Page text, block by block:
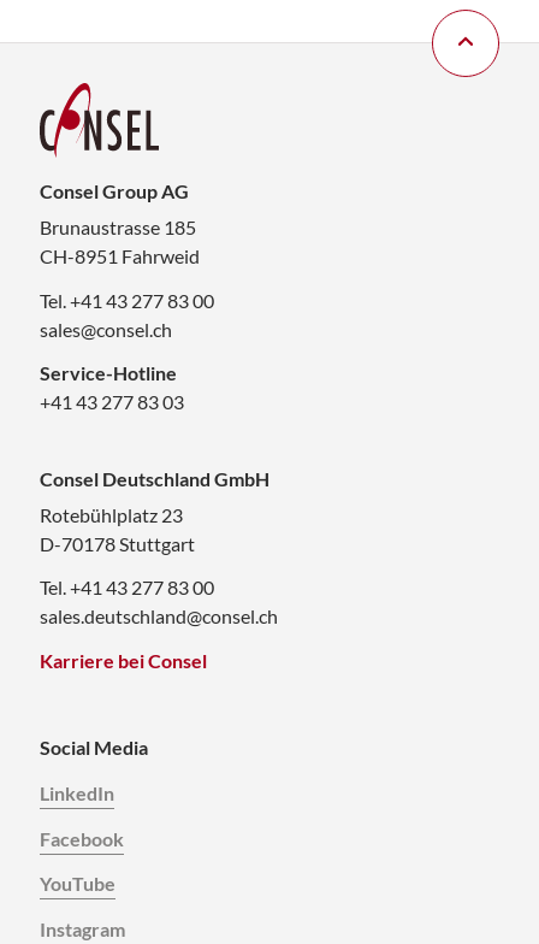
Consel Group AG
Brunaustrasse 185
CH-8951 Fahrweid
Tel. +41 43 277 83 00
sales@consel.ch
Service-Hotline
+41 43 277 83 03
Consel Deutschland GmbH
Rotebühlplatz 23
D-70178 Stuttgart
Tel. +41 43 277 83 00
sales.deutschland@consel.ch
Karriere bei Consel
Social Media
LinkedIn
Facebook
YouTube
Instagram